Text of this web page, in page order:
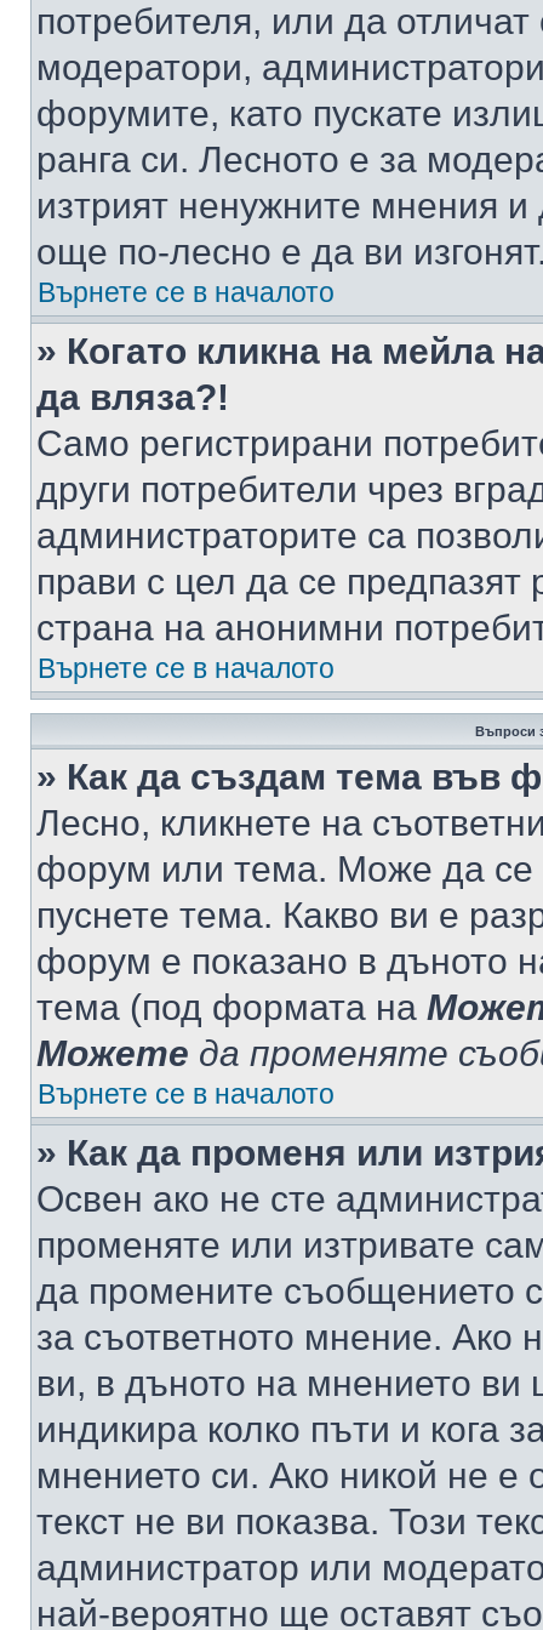
потребителя, или да
модератори,
форумите, като пускате
ранга си. Лесното е за
изтрият ненужните мнения
още по-лесно е да ви
Върнете се в началото
» Когато кликна на мейла
да вляза?!
Само регистрирани
други потребители чрез
администраторите са
прави с цел да се предпазят
страна на анонимни
Върнете се в началото
Въпроси
» Как да създам тема във
Лесно, кликнете на
форум или тема. Може да се
пуснете тема. Какво ви е
форум е показано в дъното
тема (под формата на
Можете да променяте
Върнете се в началото
» Как да променя или
Освен ако не сте
променяте или изтривате
да промените съобщението
за съответното мнение. Ако
ви, в дъното на мнението ви
индикира колко пъти и кога
мнението си. Ако никой не е
текст не ви показва. Този
администратор или
най-вероятно ще оставят